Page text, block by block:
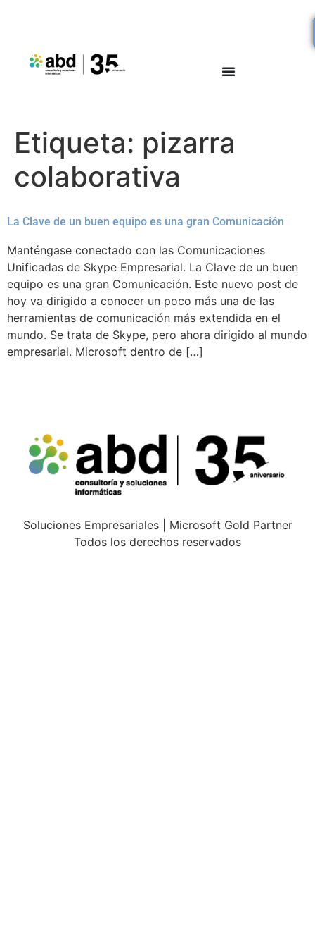
Etiqueta: pizarra
colaborativa
La Clave de un buen equipo es una gran Comunicación
Manténgase conectado con las Comunicaciones
Unificadas de Skype Empresarial. La Clave de un buen
equipo es una gran Comunicación. Este nuevo post de
hoy va dirigido a conocer un poco más una de las
herramientas de comunicación más extendida en el
mundo. Se trata de Skype, pero ahora dirigido al mundo
empresarial. Microsoft dentro de […]
Soluciones Empresariales | Microsoft Gold Partner
Todos los derechos reservados